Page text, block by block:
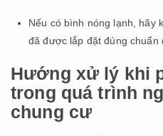
Nếu có bình nóng lạnh, hãy
đã được lắp đặt đúng chuẩn
Hướng xử lý khi
trong quá trình
chung cư